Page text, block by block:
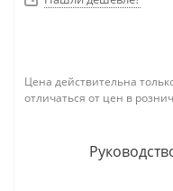
Цена действительна
отличаться от цен в